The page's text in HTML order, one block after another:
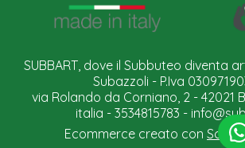
SUBBART, dove il Subbuteo diventa
Subazzoli - P.Iva
via Rolando da Corniano, 2 - 42021
italia - 3534815783 -
Ecommerce creato con